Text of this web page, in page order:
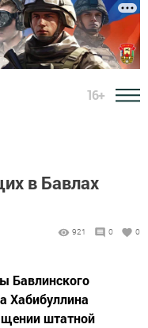
16+
в Бавлах
921 0 0
Бавлинского
Хабибуллина
штатной